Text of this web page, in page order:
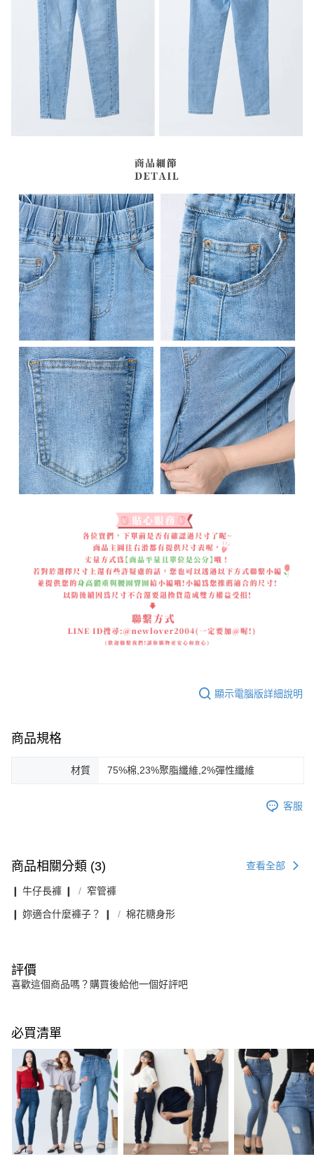
顯示電腦版詳細說明
商品規格
材質 75%棉,23%聚脂纖維,2%彈性纖維
客服
商品相關分類 (3) 查看全部
❙ 牛仔長褲 ❙ 窄管褲
❙ 妳適合什麼褲子？ ❙ 棉花糖身形
評價
喜歡這個商品嗎？購買後給他一個好評吧
必買清單